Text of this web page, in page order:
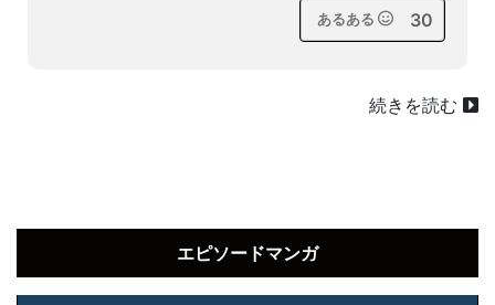
あるある 30
続きを読む
エピソードマンガ